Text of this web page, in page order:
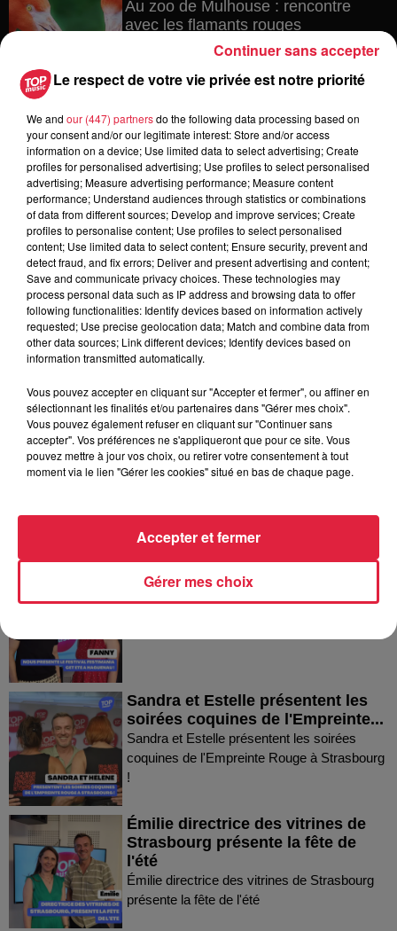
Au zoo de Mulhouse : rencontre
avec les flamants rouges
Les dernières infos sur la venue du
pape à Metz en septembre
5 août 2026
Europa-Park : des précisons sur
l’après Euro-Mir
Dans la même série
Thierry du Domaine Wunsch et
Mann à Wettolsheim !
Wettolsheim !
Fanny nous présente le festival
Sandra et Estelle présentent les
soirées coquines de l'Empreinte...
Sandra et Estelle présentent les soirées
coquines de l'Empreinte Rouge à Strasbourg
!
Émilie directrice des vitrines de
Strasbourg présente la fête de
l'été
Émilie directrice des vitrines de Strasbourg
présente la fête de l'été
Le respect de votre vie privée est notre priorité
We and our (447) partnersdo the following data processing based on
your consent and/or our legitimate interest: Store and/or access
information on a device; Use limited data to select advertising; Create
profiles for personalised advertising; Use profiles to select personalised
advertising; Measure advertising performance; Measure content
performance; Understand audiences through statistics or combinations
of data from different sources; Develop and improve services; Create
profiles to personalise content; Use profiles to select personalised
content; Use limited data to select content; Ensure security, prevent and
detect fraud, and fix errors; Deliver and present advertising and content;
Save and communicate privacy choices. These technologies may
process personal data such as IP address and browsing data to offer
following functionalities: Identify devices based on information actively
requested; Use precise geolocation data; Match and combine data from
other data sources; Link different devices; Identify devices based on
information transmitted automatically.
Vous pouvez accepter en cliquant sur "Accepter et fermer", ou affiner en
sélectionnant les finalités et/ou partenaires dans "Gérer mes choix".
Vous pouvez également refuser en cliquant sur "Continuer sans
accepter". Vos préférences ne s'appliqueront que pour ce site. Vous
pouvez mettre à jour vos choix, ou retirer votre consentement à tout
moment via le lien "Gérer les cookies" situé en bas de chaque page.
Gérer mes choix
Accepter et fermer
Continuer sans accepter